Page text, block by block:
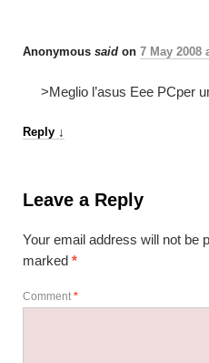
Anonymous said on 7 May 2008
>Meglio l’asus Eee PCper
Reply ↓
Leave a Reply
Your email address will not be
marked *
Comment *